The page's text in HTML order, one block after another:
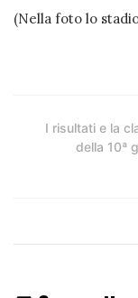
(Nella foto lo
I risultati e la
della 10ª